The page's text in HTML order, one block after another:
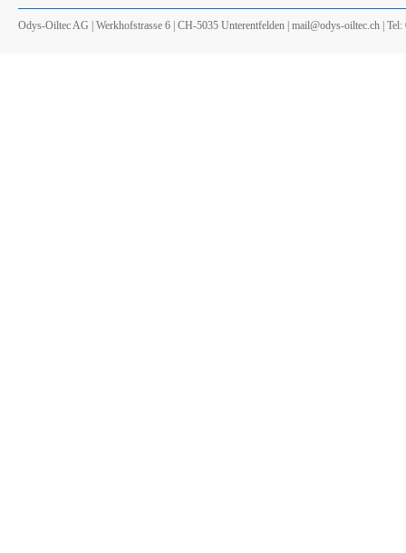
Odys-Oiltec AG | Werkhofstrasse 6 | CH-5035 Unterentfelden | mail@odys-oiltec.ch |